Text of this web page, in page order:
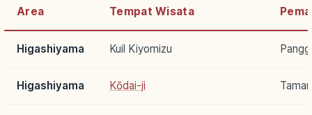
Area Tempat Wisata
Higashiyama Kuil Kiyomizu
Higashiyama Kōdai-ji